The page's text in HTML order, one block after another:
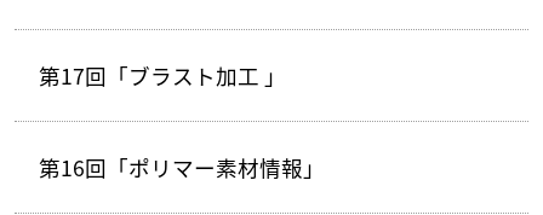
第17回「ブラスト加工 」
第16回「ポリマー素材情報」